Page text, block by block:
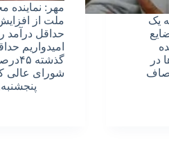
یک
در
مهر: نماینده
ملت از
حداقل درآمد
امیدواریم
شورای عالی
پنجشنبه, ۹ بهمن ۱۴۰۴ –